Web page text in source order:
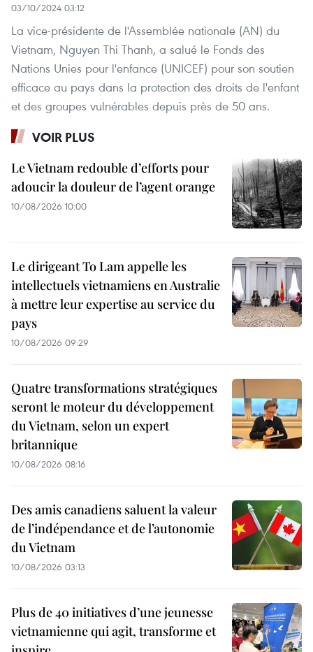
03/10/2024 03:12
La vice-présidente de l'Assemblée nationale (AN) du
Vietnam, Nguyen Thi Thanh, a salué le Fonds des
Nations Unies pour l'enfance (UNICEF) pour son soutien
efficace au pays dans la protection des droits de l'enfant
et des groupes vulnérables depuis près de 50 ans.
VOIR PLUS
Le Vietnam redouble d’efforts pour
adoucir la douleur de l’agent orange
10/08/2026 10:00
Le dirigeant To Lam appelle les
intellectuels vietnamiens en Australie
à mettre leur expertise au service du
pays
10/08/2026 09:29
Quatre transformations stratégiques
seront le moteur du développement
du Vietnam, selon un expert
britannique
10/08/2026 08:16
Des amis canadiens saluent la valeur
de l’indépendance et de l’autonomie
du Vietnam
10/08/2026 03:13
Plus de 40 initiatives d’une jeunesse
vietnamienne qui agit, transforme et